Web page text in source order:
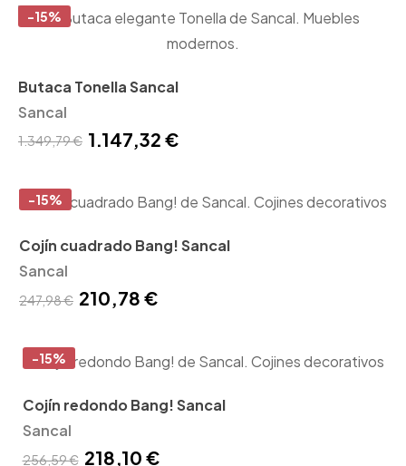
-15%
Butaca Tonella Sancal
Sancal
1.349,79 € 1.147,32 €
-15%
Cojín cuadrado Bang! Sancal
Sancal
247,98 € 210,78 €
-15%
Cojín redondo Bang! Sancal
Sancal
256,59 € 218,10 €